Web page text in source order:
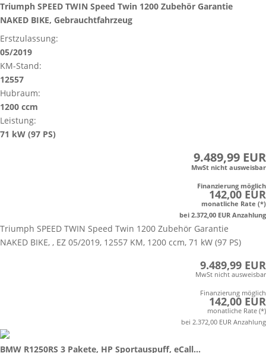
Triumph SPEED TWIN Speed Twin 1200 Zubehör Garantie
NAKED BIKE, Gebrauchtfahrzeug
Erstzulassung:
05/2019
KM-Stand:
12557
Hubraum:
1200 ccm
Leistung:
71 kW (97 PS)
9.489,99 EUR
MwSt nicht ausweisbar
Finanzierung möglich
142,00 EUR
monatliche Rate (*)
bei 2.372,00 EUR Anzahlung
Triumph SPEED TWIN Speed Twin 1200 Zubehör Garantie
NAKED BIKE, , EZ 05/2019, 12557 KM, 1200 ccm, 71 kW (97 PS)
9.489,99 EUR
MwSt nicht ausweisbar
Finanzierung möglich
142,00 EUR
monatliche Rate (*)
bei 2.372,00 EUR Anzahlung
BMW R1250RS 3 Pakete, HP Sportauspuff, eCall...